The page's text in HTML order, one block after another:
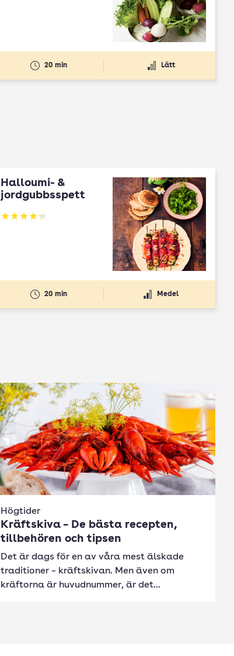
20 min Lätt
Halloumi- &
jordgubbsspett
Betyg: 4.3 av 5
20 min Medel
Högtider
Kräftskiva – De bästa recepten,
tillbehören och tipsen
Det är dags för en av våra mest älskade
traditioner – kräftskivan. Men även om
kräftorna är huvudnummer, är det...